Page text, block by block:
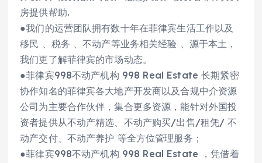
房提供帮助.
●我们的运营团队拥有数十年在菲律宾生活工作以及
移民 、税务 、不动产等业务相关经验 、源于本土，
我们更了解菲律宾的市场动态。
●菲律宾998不动产机构 998 Real Estate 长期紧密
协作知名的菲律宾各大地产开发商以及合规中介资源
公司为主要合作伙伴，集合更多资源，能针对外国投
资者提供从不动产精选、不动产购买/出售/租凭/ 不
动产交付、不动产养护 等全方位管理服务；
●菲律宾998不动产机构 998 Real Estate ，凭借着